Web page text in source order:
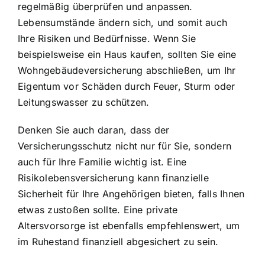
regelmäßig überprüfen und anpassen.
Lebensumstände ändern sich, und somit auch
Ihre Risiken und Bedürfnisse. Wenn Sie
beispielsweise ein Haus kaufen, sollten Sie eine
Wohngebäudeversicherung abschließen, um Ihr
Eigentum vor Schäden durch Feuer, Sturm oder
Leitungswasser zu schützen.
Denken Sie auch daran, dass der
Versicherungsschutz nicht nur für Sie, sondern
auch für Ihre Familie wichtig ist. Eine
Risikolebensversicherung kann finanzielle
Sicherheit für Ihre Angehörigen bieten, falls Ihnen
etwas zustoßen sollte. Eine private
Altersvorsorge ist ebenfalls empfehlenswert, um
im Ruhestand finanziell abgesichert zu sein.